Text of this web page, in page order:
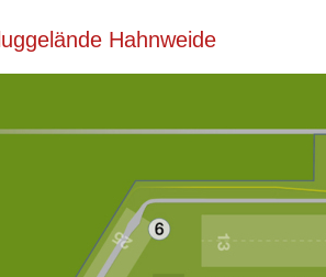
Hahnweide